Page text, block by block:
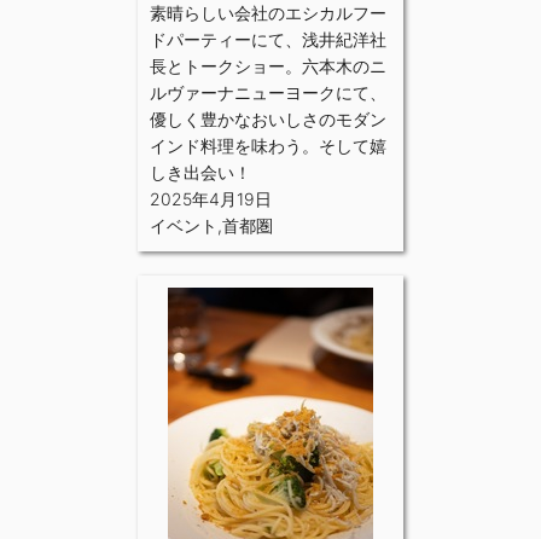
素晴らしい会社のエシカルフー
ドパーティーにて、浅井紀洋社
長とトークショー。六本木のニ
ルヴァーナニューヨークにて、
優しく豊かなおいしさのモダン
インド料理を味わう。そして嬉
しき出会い！
2025年4月19日
イベント ,首都圏